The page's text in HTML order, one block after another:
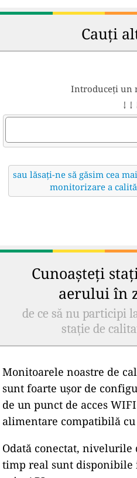
Cauți
Introduceți un
↓ ↓
sau lăsați-ne să găsim cea
monitorizare a
Cunoașteți
aerului în
de ce să nu participi
stație de
Monitoarele noastre de
sunt foarte ușor de
de un punct de acces
alimentare compatibilă cu
Odată conectat,
timp real sunt disponibile